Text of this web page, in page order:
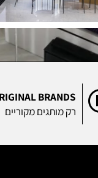
ORIGINAL BRANDS